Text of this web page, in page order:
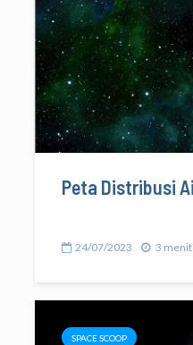
Peta Distribusi
24/07/2023 3 menit
SPACE SCOOP